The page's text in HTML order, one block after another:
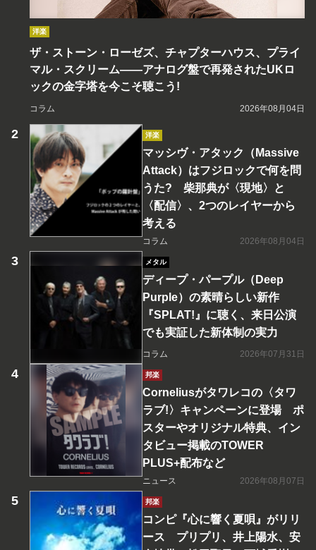
洋楽
ザ・ストーン・ローゼズ、チャプターハウス、プライ
マル・スクリーム――アナログ盤で再発されたUKロ
ックの金字塔を今こそ聴こう!
コラム 2026年08月04日
洋楽
マッシヴ・アタック（Massive
Attack）はフジロックで何を問
うた? 柴那典が〈現地〉と
〈配信〉、2つのレイヤーから
考える
コラム 2026年08月04日
メタル
ディープ・パープル（Deep
Purple）の素晴らしい新作
『SPLAT!』に聴く、来日公演
でも実証した新体制の実力
コラム 2026年07月31日
邦楽
Corneliusがタワレコの〈タワ
ラブ!〉キャンペーンに登場 ポ
スターやオリジナル特典、イン
タビュー掲載のTOWER
PLUS+配布など
ニュース 2026年08月07日
邦楽
コンピ『心に響く夏唄』がリリ
ース プリプリ、井上陽水、安